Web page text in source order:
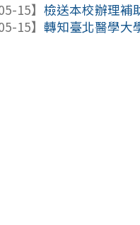
15】檢送本校辦理補
15】轉知臺北醫學大